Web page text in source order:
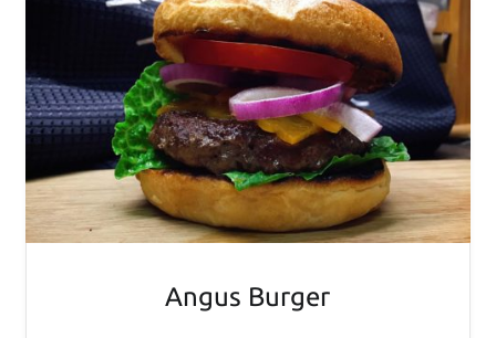
Angus Burger